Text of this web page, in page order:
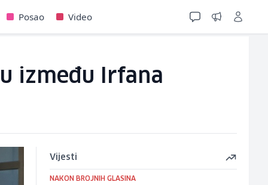
Posao Video
između Irfana
Vijesti
NAKON BROJNIH GLASINA